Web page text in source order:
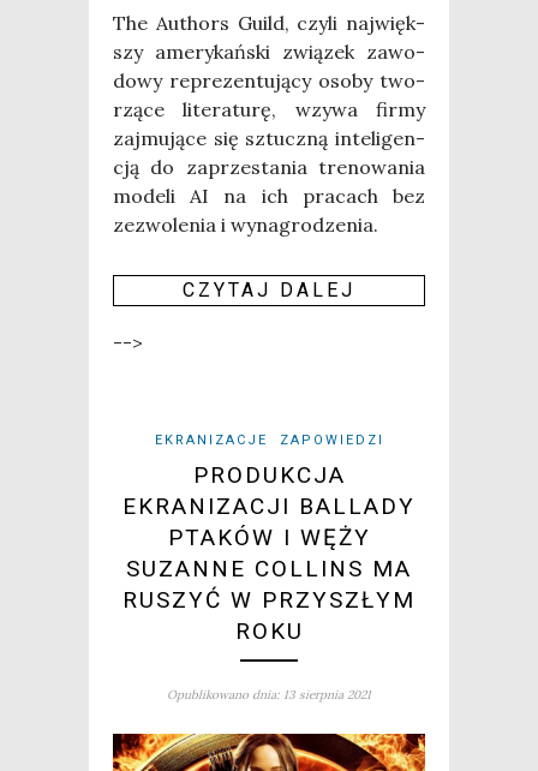
The Authors Guild, czy­li naj­więk­
szy ame­ry­kań­ski zwią­zek zawo­
do­wy repre­zen­tu­ją­cy oso­by two­
rzą­ce lite­ra­tu­rę, wzy­wa fir­my
zaj­mu­ją­ce się sztucz­ną inte­li­gen­
cją do zaprze­sta­nia tre­no­wa­nia
mode­li AI na ich pra­cach bez
zezwo­le­nia i wyna­gro­dze­nia.
CZY­TAJ DALEJ
-->
EKRANIZACJE ZAPOWIEDZI
PRODUKCJA
EKRANIZACJI BALLADY
PTAKÓW I WĘŻY
SUZANNE COLLINS MA
RUSZYĆ W PRZYSZŁYM
ROKU
Opublikowano dnia: 13 sierpnia 2021